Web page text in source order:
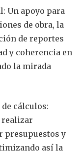
Un apoyo para
de obra, la
de reportes
y coherencia en
la mirada
de cálculos:
realizar
presupuestos y
así la